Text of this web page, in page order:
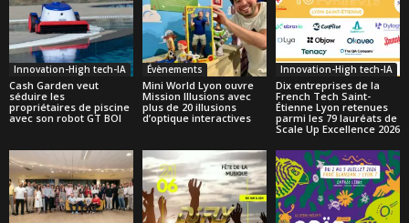
Innovation-High tech-IA
Cash Garden veut
séduire les
propriétaires de piscine
avec son robot GT BOI
Évènements
Mini World Lyon ouvre
Mission Illusions avec
plus de 20 illusions
d’optique interactives
Innovation-High tech-IA
Dix entreprises de la
French Tech Saint-
Étienne Lyon retenues
parmi les 79 lauréats de
Scale Up Excellence 2026